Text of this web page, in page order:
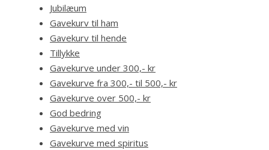
Jubilæum
Gavekurv til ham
Gavekurv til hende
Tillykke
Gavekurve under 300,- kr
Gavekurve fra 300,- til 500,- kr
Gavekurve over 500,- kr
God bedring
Gavekurve med vin
Gavekurve med spiritus